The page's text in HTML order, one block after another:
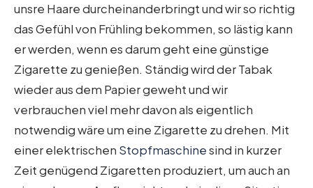
unsre Haare durcheinanderbringt und wir so richtig
das Gefühl von Frühling bekommen, so lästig kann
er werden, wenn es darum geht eine günstige
Zigarette zu genießen. Ständig wird der Tabak
wieder aus dem Papier geweht und wir
verbrauchen viel mehr davon als eigentlich
notwendig wäre um eine Zigarette zu drehen. Mit
einer elektrischen Stopfmaschinesind in kurzer
Zeit genügend Zigaretten produziert, um auch an